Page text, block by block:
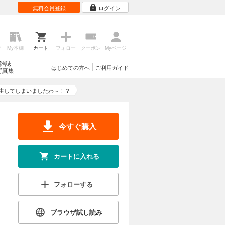
無料会員登録 ログイン
My本棚 カート フォロー クーポン Myページ
誌
真集
ご利用ガイド
はじめての方へ
してしまいましたわ～！？
今すぐ購入
カートに入れる
フォローする
ブラウザ試し読み